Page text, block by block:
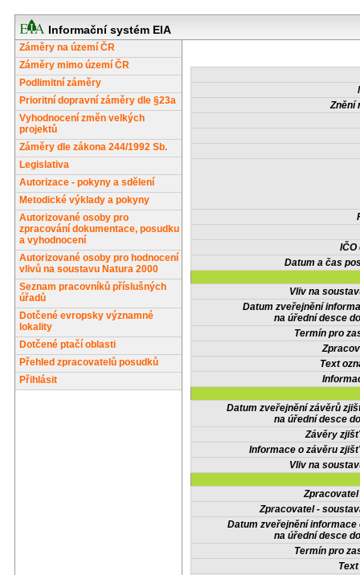
Informační systém EIA
Záměry na území ČR
Záměry mimo území ČR
Podlimitní záměry
Prioritní dopravní záměry dle §23a
Vyhodnocení změn velkých
projektů
Záměry dle zákona 244/1992 Sb.
Legislativa
Autorizace - pokyny a sdělení
Metodické výklady a pokyny
Autorizované osoby pro
zpracování dokumentace, posudku
a vyhodnocení
Autorizované osoby pro hodnocení
vlivů na soustavu Natura 2000
Seznam pracovníků příslušných
úřadů
Dotčené evropsky významné
lokality
Dotčené ptačí oblasti
Přehled zpracovatelů posudků
Přihlásit
Znění
IČO
Datum a čas
Vliv na
Datum zveřejnění
na úřední desce
Termín pro
Text
Datum zveřejnění závěrů
na úřední desce
Závěry
Informace o závěru
Vliv na
Zpracovatel -
Datum zveřejnění informace
na úřední desce
Termín pro